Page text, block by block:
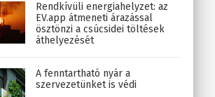
Rendkívüli energiahelyzet: az
EV.app átmeneti árazással
ösztönzi a csúcsidei töltések
áthelyezését
A fenntartható nyár a
szervezetünket is védi